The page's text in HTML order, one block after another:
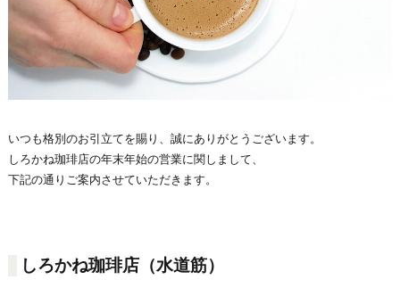
いつも格別のお引立てを賜り、誠にありがとうございます。
しろかね珈琲店の年末年始の営業に関しまして、
下記の通りご案内させていただきます。
しろかね珈琲店（水道筋）